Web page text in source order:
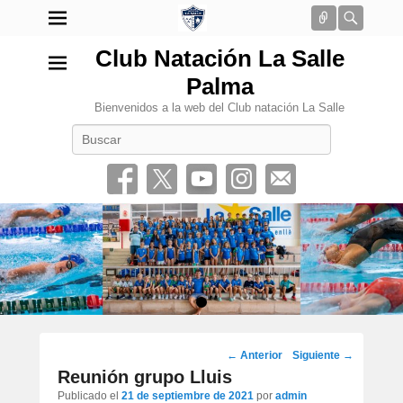
Conectar
Club Natación La Salle
Palma
Bienvenidos a la web del Club natación La Salle
•
Navegación
por
los
← Anterior Siguiente →
Reunión grupo Lluis
Publicado el 21 de septiembre de 2021 por admin